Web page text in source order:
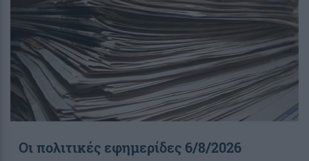
Οι πολιτικές εφημερίδες 6/8/2026